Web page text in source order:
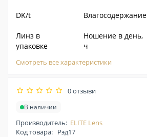
DK/t Влагосодержание
Линз в
упаковке
Ношение в день,
ч
Смотреть все характеристики
0 отзыви
В наличии
Производитель: ELITE Lens
Код товара: Рэд17